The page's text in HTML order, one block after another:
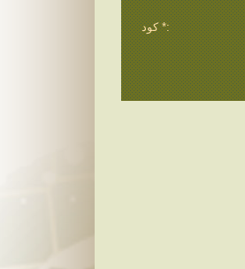
كود *: